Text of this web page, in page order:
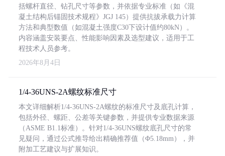
括螺杆直径、钻孔尺寸等参数，并依据专业标准（如《混
凝土结构后锚固技术规程》JGJ 145）提供抗拔承载力计算
方法和典型数值（如混凝土强度C30下设计值约80kN）。
内容涵盖安装要点、性能影响因素及选型建议，适用于工
程技术人员参考。
2026年8月4日
1/4-36UNS-2A螺纹标准尺寸
本文详细解析1/4-36UNS-2A螺纹的标准尺寸及底孔计算，
包括外径、螺距、公差等关键参数，并提供专业数据来源
（ASME B1.1标准）。针对1/4-36UNS螺纹底孔尺寸的常
见疑问，通过公式推导给出精确推荐值（Φ5.18mm），并
附加工艺建议与扩展知识。